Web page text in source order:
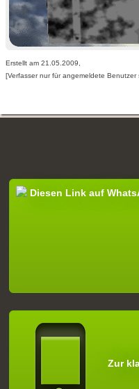
Erstellt am 21.05.2009,
[Verfasser nur für angemeldete Benutzer
Diesen Link auf
Zur